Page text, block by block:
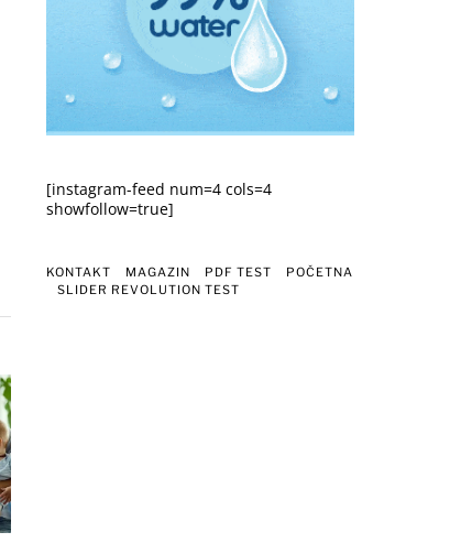
[instagram-feed num=4 cols=4
showfollow=true]
KONTAKT MAGAZIN PDF TEST
POČETNA
SLIDER REVOLUTION TEST